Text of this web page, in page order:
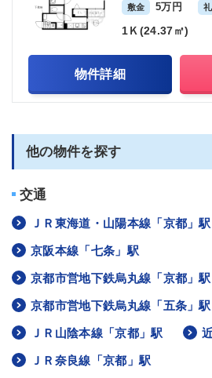
敷金 5万円
1Ｋ(24.37㎡)
物件詳細
他の物件を探す
交通
ＪＲ東海道・山陽本線「京都」駅
京阪本線「七条」駅
京都市営地下鉄烏丸線「京都」駅
京都市営地下鉄烏丸線「五条」駅
ＪＲ山陰本線「京都」駅
ＪＲ奈良線「京都」駅